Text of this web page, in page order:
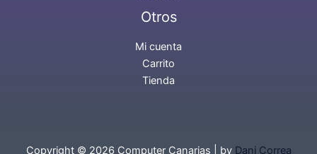
Otros
Mi cuenta
Carrito
Tienda
Copyright © 2026 Computer Canarias | by Dani Correa